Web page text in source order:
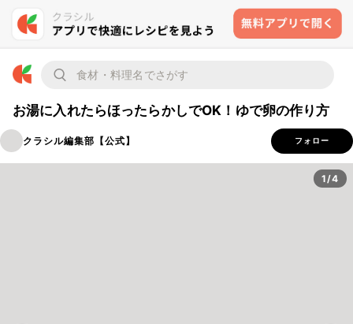
お湯に入れたらほったらかしでOK！ゆで卵の作り方
クラシル編集部【公式】 フォロー
1/4